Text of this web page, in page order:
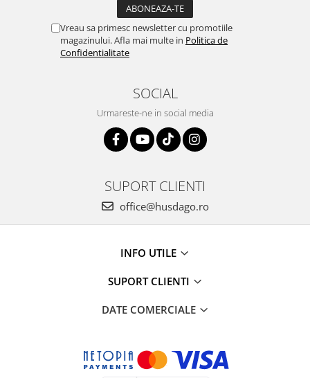
Vreau sa primesc newsletter cu promotiile
magazinului. Afla mai multe in Politica de
Confidentialitate
SOCIAL
Urmareste-ne in social media
SUPORT CLIENTI
office@husdago.ro
INFO UTILE
SUPORT CLIENTI
DATE COMERCIALE